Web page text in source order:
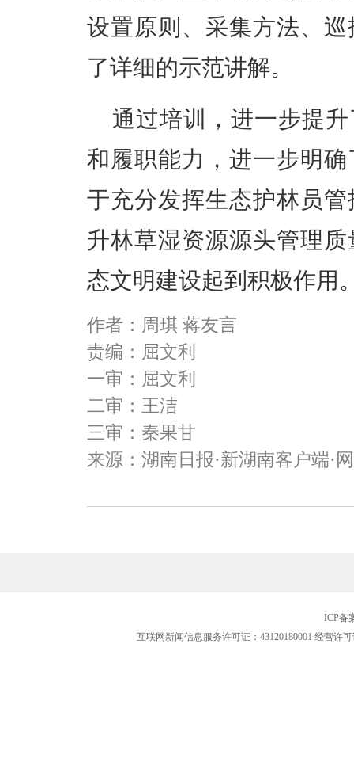
设置原则、采集方法、
了详细的示范讲解。
通过培训，进一步提
和履职能力，进一步明
于充分发挥生态护林员
升林草湿资源源头管理
态文明建设起到积极作用
作者：周琪 蒋友言
责编：屈文利
一审：屈文利
二审：王洁
三审：秦果甘
来源：湖南日报·新湖南客户端·
ICP备
互联网新闻信息服务许可证：43120180001 经营许可